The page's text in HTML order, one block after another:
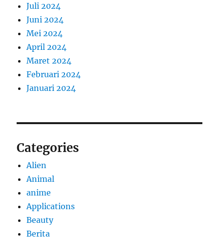
Juli 2024
Juni 2024
Mei 2024
April 2024
Maret 2024
Februari 2024
Januari 2024
Categories
Alien
Animal
anime
Applications
Beauty
Berita